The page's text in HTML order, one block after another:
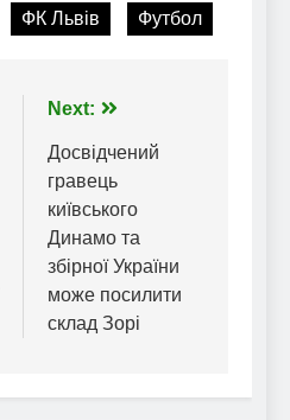
ФК Львів Футбол
Next:
Досвідчений
гравець
київського
Динамо та
збірної України
може посилити
склад Зорі